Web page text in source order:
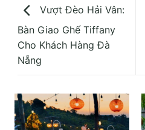
Vượt Đèo Hải Vân:
Bàn Giao Ghế Tiffany
Cho Khách Hàng Đà
Nẵng